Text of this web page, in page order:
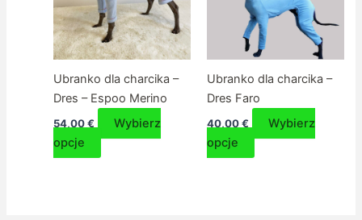
Ubranko dla charcika –
Dres – Espoo Merino
54,00€
Wybierz
opcje
Ten
produkt
Ubranko dla charcika –
Dres Faro
40,00€
Wybierz
opcje
Ten
produkt